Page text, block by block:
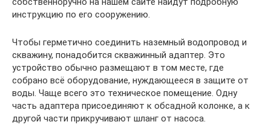
инструкцию по его сооружению.
Чтобы герметично соединить наземный водопровод и
скважину, понадобится скважинный адаптер. Это
устройство обычно размещают в том месте, где
собрано всё оборудование, нуждающееся в защите от
воды. Чаще всего это техническое помещение. Одну
часть адаптера присоединяют к обсадной колонке, а к
другой части прикручивают шланг от насоса.